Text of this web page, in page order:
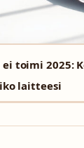
toimi 2025:
laitteesi